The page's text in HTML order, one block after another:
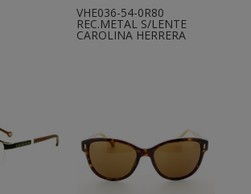
VHE036-54-0R80
REC.METAL S/LENTE
CAROLINA HERRERA